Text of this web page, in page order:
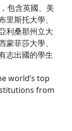
包含英國、美
斯托大學、
利桑那州立大
菲莎大學、
志出國的學生
world’s top
from